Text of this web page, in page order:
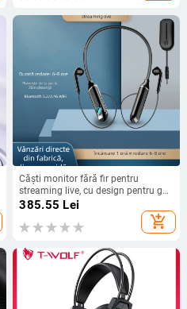
3,5 mm
Căști monitor fără fir pentru
streaming live, cu design pentru gât
| Jack de 3,5 mm, 50 Hz-18 kHz, 32
385.55 Lei
add_shopping_cart